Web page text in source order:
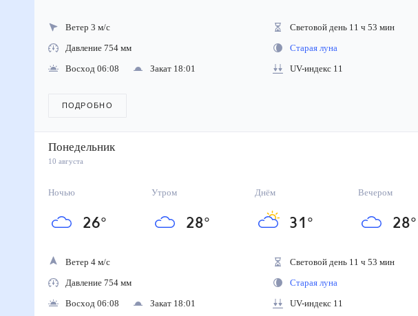
Ветер 3 м/с
Давление 754 мм
Восход 06:08
Закат 18:01
Световой день 11 ч 53 мин
Старая луна
UV-индекс 11
ПОДРОБНО
Понедельник
10 августа
Ночью
26°
Утром
28°
Днём
31 °
Вечером
28°
Ветер 4 м/с
Давление 754 мм
Восход 06:08
Закат 18:01
Световой день 11 ч 53 мин
Старая луна
UV-индекс 11